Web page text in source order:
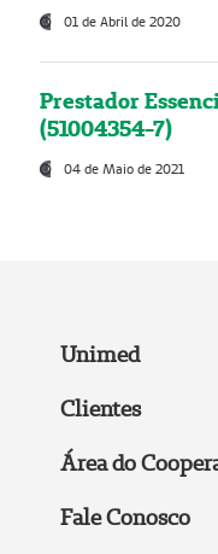
01 de Abril de 2020
Prestador
(51004354-7)
04 de Maio de 2021
Unimed
Clientes
Área do
Fale Conosco